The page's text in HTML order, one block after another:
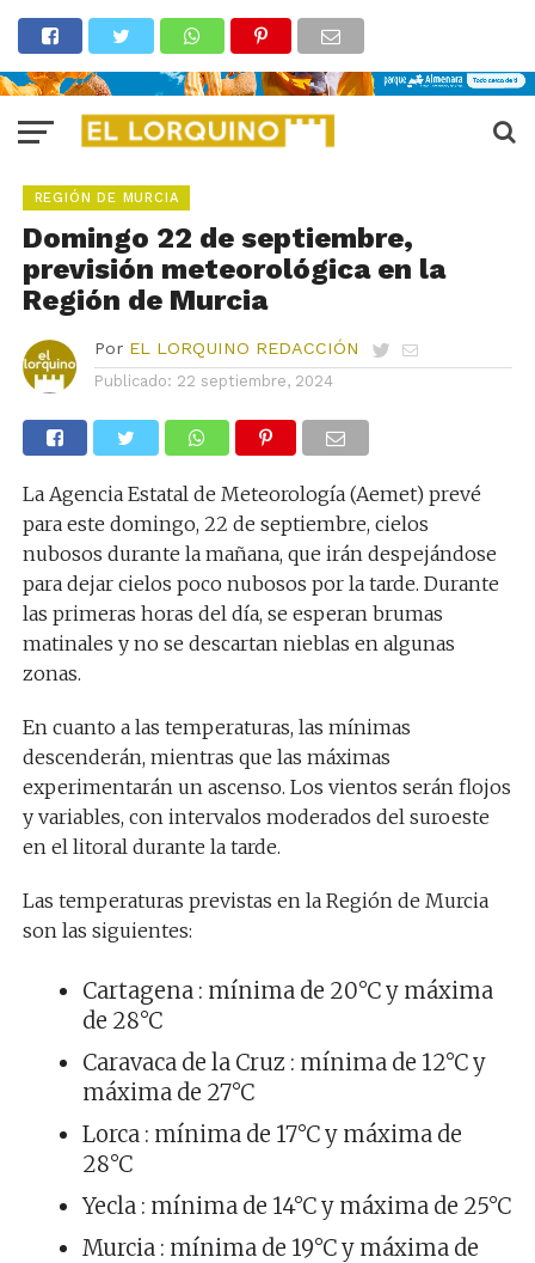
REGIÓN DE MURCIA
Domingo 22 de septiembre,
previsión meteorológica en la
Región de Murcia
Por EL LORQUINO REDACCIÓN
Publicado: 22 septiembre, 2024
La Agencia Estatal de Meteorología (Aemet) prevé
para este domingo, 22 de septiembre, cielos
nubosos durante la mañana, que irán despejándose
para dejar cielos poco nubosos por la tarde. Durante
las primeras horas del día, se esperan brumas
matinales y no se descartan nieblas en algunas
zonas.
En cuanto a las temperaturas, las mínimas
descenderán, mientras que las máximas
experimentarán un ascenso. Los vientos serán flojos
y variables, con intervalos moderados del suroeste
en el litoral durante la tarde.
Las temperaturas previstas en la Región de Murcia
son las siguientes:
Cartagena : mínima de 20°C y máxima
de 28°C
Caravaca de la Cruz : mínima de 12°C y
máxima de 27°C
Lorca : mínima de 17°C y máxima de
28°C
Yecla : mínima de 14°C y máxima de 25°C
Murcia : mínima de 19°C y máxima de